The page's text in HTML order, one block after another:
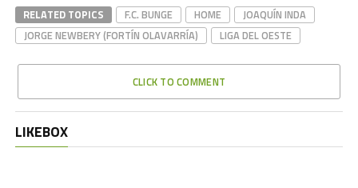
RELATED TOPICS F.C. BUNGE HOME
JOAQUÍN INDA
JORGE NEWBERY (FORTÍN OLAVARRÍA)
LIGA DEL OESTE
CLICK TO COMMENT
LIKEBOX